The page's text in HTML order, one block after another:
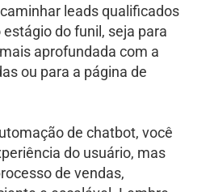
leads qualificados
do funil, seja para
aprofundada com a
ou para a página de
de chatbot, você
do usuário, mas
de vendas,